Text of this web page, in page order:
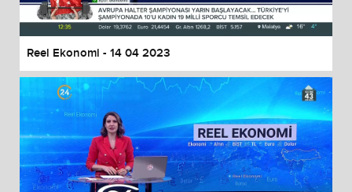
Reel Ekonomi - 14 04 2023